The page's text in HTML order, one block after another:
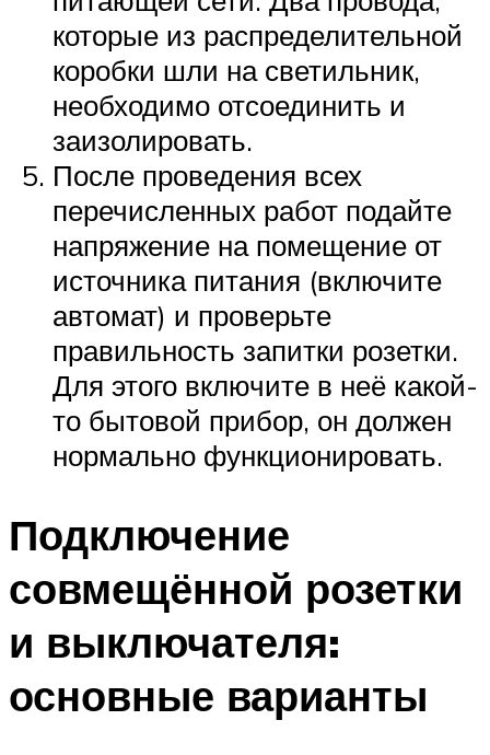
которые из распределительной
коробки шли на светильник,
необходимо отсоединить и
заизолировать.
После проведения всех
перечисленных работ подайте
напряжение на помещение от
источника питания (включите
автомат) и проверьте
правильность запитки розетки.
Для этого включите в неё какой-
то бытовой прибор, он должен
нормально функционировать.
Подключение
совмещённой розетки
и выключателя:
основные варианты